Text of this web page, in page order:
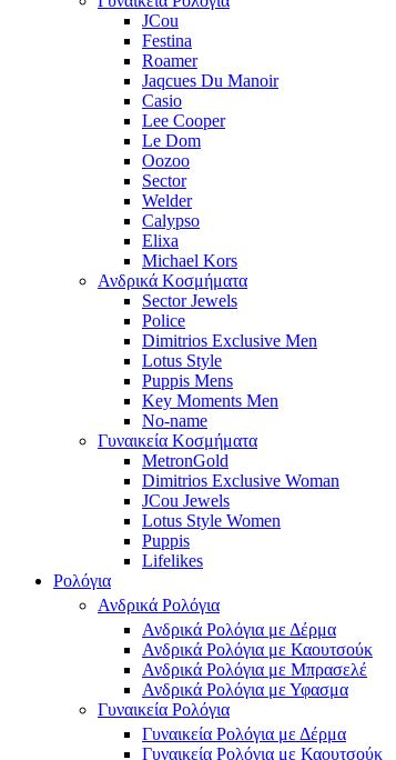
JCou
Festina
Roamer
Jaqcues Du Manoir
Casio
Lee Cooper
Le Dom
Oozoo
Sector
Welder
Calypso
Elixa
Michael Kors
Ανδρικά Κοσμήματα
Sector Jewels
Police
Dimitrios Exclusive Men
Lotus Style
Puppis Mens
Key Moments Men
No-name
Γυναικεία Κοσμήματα
MetronGold
Dimitrios Exclusive Woman
JCou Jewels
Lotus Style Women
Puppis
Lifelikes
Ρολόγια
Ανδρικά Ρολόγια
Ανδρικά Ρολόγια με Δέρμα
Ανδρικά Ρολόγια με Καουτσούκ
Ανδρικά Ρολόγια με Μπρασελέ
Ανδρικά Ρολόγια με Υφασμα
Γυναικεία Ρολόγια
Γυναικεία Ρολόγια με Δέρμα
Γυναικεία Ρολόγια με Καουτσούκ